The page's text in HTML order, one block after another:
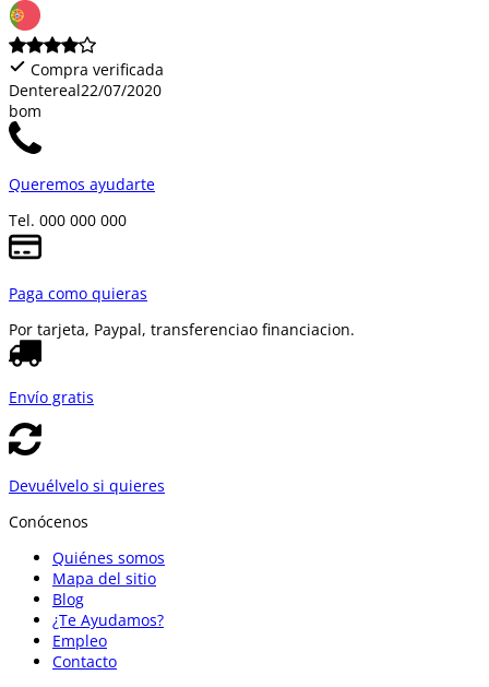
Compra verificada
Dentereal22/07/2020
bom
Queremos ayudarte
Tel. 000 000 000
Paga como quieras
Por tarjeta, Paypal, transferenciao financiacion.
Envío gratis
Devuélvelo si quieres
Conócenos
Quiénes somos
Mapa del sitio
Blog
¿Te Ayudamos?
Empleo
Contacto